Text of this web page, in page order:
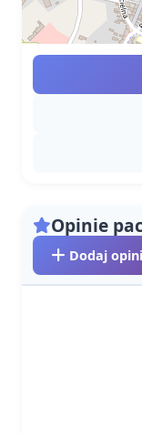
Opinie
Dodaj